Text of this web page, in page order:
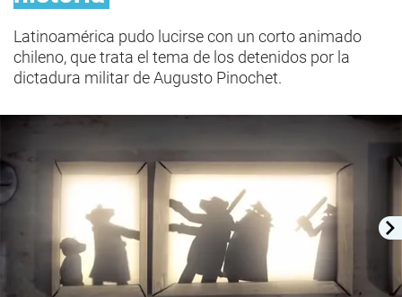
Latinoamérica pudo lucirse con un corto animado
chileno, que trata el tema de los detenidos por la
dictadura militar de Augusto Pinochet.